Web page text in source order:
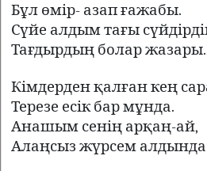
Бұл өмір- азап ғажабы.
Сүйе алдым тағы
Тағдырдың болар жазары.
Кімдерден қалған кең
Терезе есік бар мұнда.
Анашым сенің арқаң-ай,
Алаңсыз жүрсем